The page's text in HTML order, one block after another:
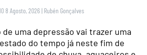
8 Agosto, 2026 | Rubén Gonçalves
de uma depressão vai trazer uma
do tempo já neste fim de